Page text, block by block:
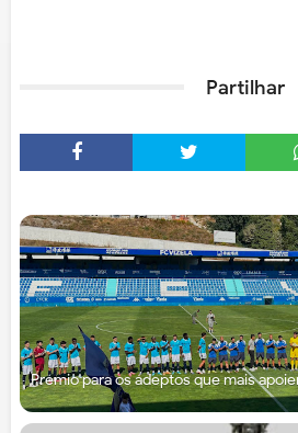
Partilhar
Prémio para os adeptos que mais